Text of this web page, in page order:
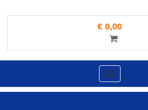
€ 0,00
Toggle
navigation